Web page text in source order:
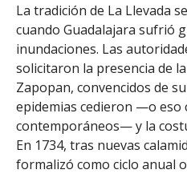
La tradición de La Llevada
cuando Guadalajara sufrió
inundaciones. Las
solicitaron la presencia de
Zapopan, convencidos de
epidemias cedieron —o eso
contemporáneos— y la
En 1734, tras nuevas
formalizó como ciclo anual